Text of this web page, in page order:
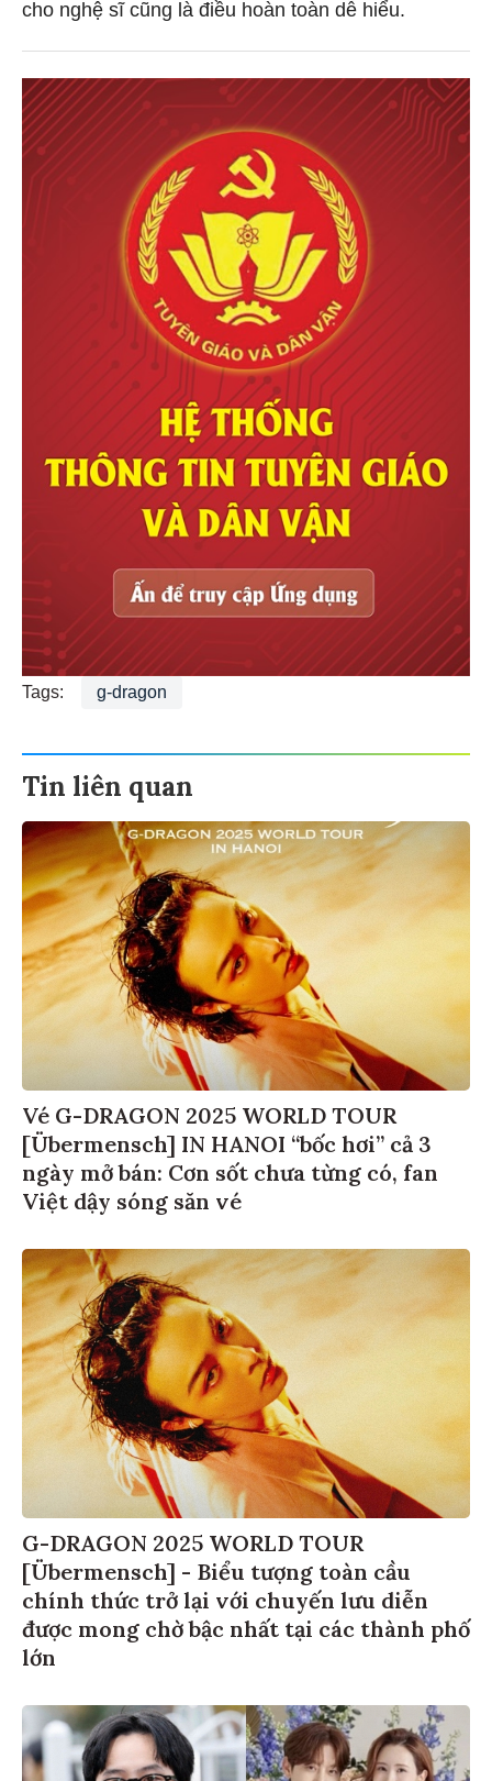
cho nghệ sĩ cũng là điều hoàn toàn dễ hiểu.
Tags: g-dragon
Tin liên quan
Vé G-DRAGON 2025 WORLD TOUR
[Übermensch] IN HANOI “bốc hơi” cả 3
ngày mở bán: Cơn sốt chưa từng có, fan
Việt dậy sóng săn vé
G-DRAGON 2025 WORLD TOUR
[Übermensch] - Biểu tượng toàn cầu
chính thức trở lại với chuyến lưu diễn
được mong chờ bậc nhất tại các thành phố
lớn